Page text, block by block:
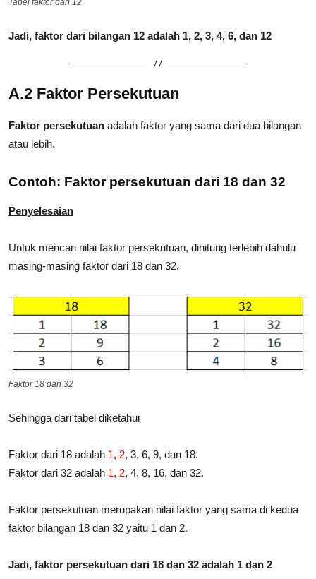
Jadi, faktor dari bilangan 12 adalah 1, 2, 3, 4, 6, dan 12
A.2 Faktor Persekutuan
Faktor persekutuan adalah faktor yang sama dari dua bilangan
atau lebih.
Contoh: Faktor persekutuan dari 18 dan 32
Penyelesaian
Untuk mencari nilai faktor persekutuan, dihitung terlebih dahulu
masing-masing faktor dari 18 dan 32.
Faktor 18 dan 32
Sehingga dari tabel diketahui
Faktor dari 18 adalah 1, 2, 3, 6, 9, dan 18.
Faktor dari 32 adalah 1, 2, 4, 8, 16, dan 32.
Faktor persekutuan merupakan nilai faktor yang sama di kedua
faktor bilangan 18 dan 32 yaitu 1 dan 2.
Jadi, faktor persekutuan dari 18 dan 32 adalah 1 dan 2